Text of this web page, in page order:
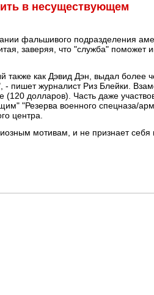
в несуществующем
фальшивого подразделения
заверяя, что "служба" поможет
также как Дэвид Дэн, выдал более
пишет журналист Риз Блейки.
(120 долларов). Часть даже
"Резерва военного спецназа/
центра.
мотивам, и не признает себя